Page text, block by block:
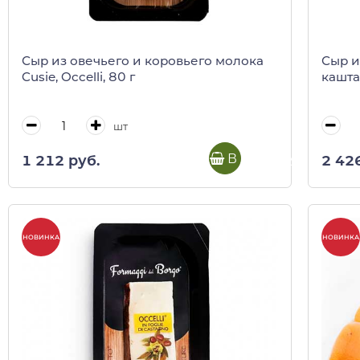
Сыр из овечьего и коровьего молока
Cusie, Occelli, 80 г
шт
1 212 руб. В корзину
Сыр
2
НОВИНКА НОВИНКА